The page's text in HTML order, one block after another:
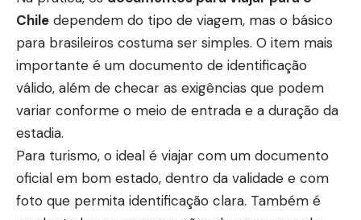
Chile dependem do tipo de viagem, mas o básico
para brasileiros costuma ser simples. O item mais
importante é um documento de identificação
válido, além de checar as exigências que podem
variar conforme o meio de entrada e a duração da
estadia.
Para turismo, o ideal é viajar com um documento
oficial em bom estado, dentro da validade e com
foto que permita identificação clara. Também é